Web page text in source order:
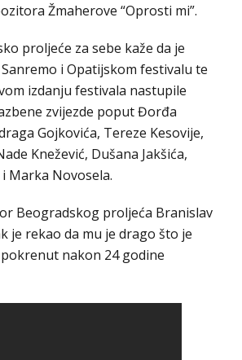
Žmaherove “Oprosti mi”.
proljeće za sebe kaže da je
i Opatijskom festivalu te
izdanju festivala nastupile
zvijezde poput Đorđa
Gojkovića, Tereze Kesovije,
Knežević, Dušana Jakšića,
Marka Novosela.
Beogradskog proljeća Branislav
je rekao da mu je drago što je
nakon 24 godine